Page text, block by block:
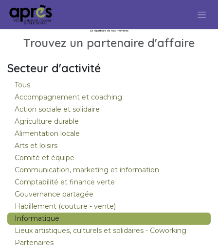
Se rendre au contenu
Le répertoire de nos membres
Trouvez un partenaire d'affaire
Secteur d'activité
Tous
Accompagnement et coaching
Action sociale et solidaire
Agriculture durable
Alimentation locale
Arts et loisirs
Comité et équipe
Communication, marketing et information
Comptabilité et finance verte
Gouvernance partagée
Habillement (couture - vente)
Informatique
Lieux artistiques, culturels et solidaires - Coworking
Partenaires